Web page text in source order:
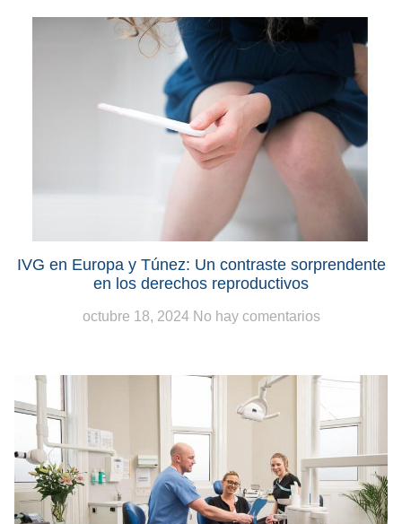
IVG en Europa y Túnez: Un contraste sorprendente
en los derechos reproductivos
octubre 18, 2024 No hay comentarios